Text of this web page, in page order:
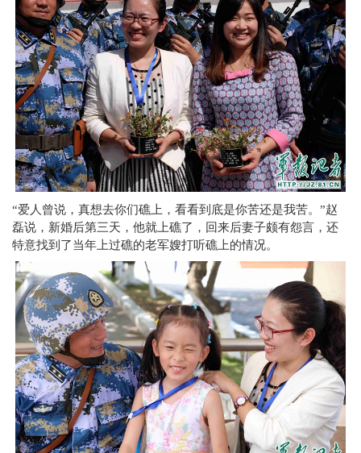
“爱人曾说，真想去你们礁上，看看到底是你苦还是我苦。”赵
磊说，新婚后第三天，他就上礁了，回来后妻子颇有怨言，还
特意找到了当年上过礁的老军嫂打听礁上的情况。